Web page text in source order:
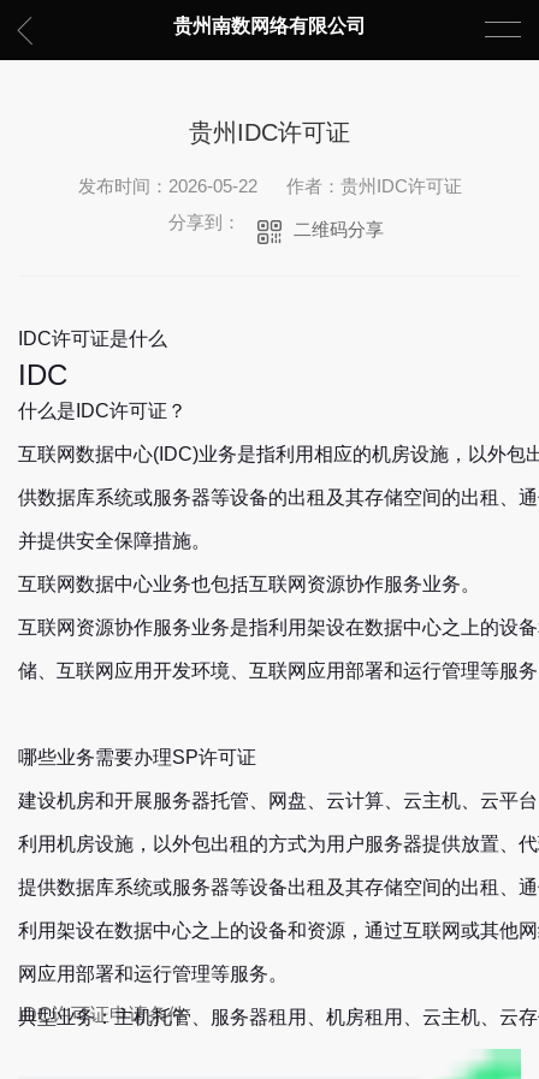
贵州南数网络有限公司
贵州IDC许可证
发布时间：2026-05-22
作者：贵州IDC许可证
分享到：
二维码分享
IDC许可证是什么
IDC
什么是IDC许可证？
互联网数据中心(IDC)业务是指利用相应的机房设施，以外
供数据库系统或服务器等设备的出租及其存储空间的出租、
并提供安全保障措施。
互联网数据中心业务也包括互联网资源协作服务业务。
互联网资源协作服务业务是指利用架设在数据中心之上的设
储、互联网应用开发环境、互联网应用部署和运行管理等服
哪些业务需要办理SP许可证
建设机房和开展服务器托管、网盘、云计算、云主机、云平
利用机房设施，以外包出租的方式为用户服务器提供放置、
提供数据库系统或服务器等设备出租及其存储空间的出租、
利用架设在数据中心之上的设备和资源，通过互联网或其他
网应用部署和运行管理等服务。
典型业务：主机托管、服务器租用、机房租用、云主机、云
IDC许可证申请条件